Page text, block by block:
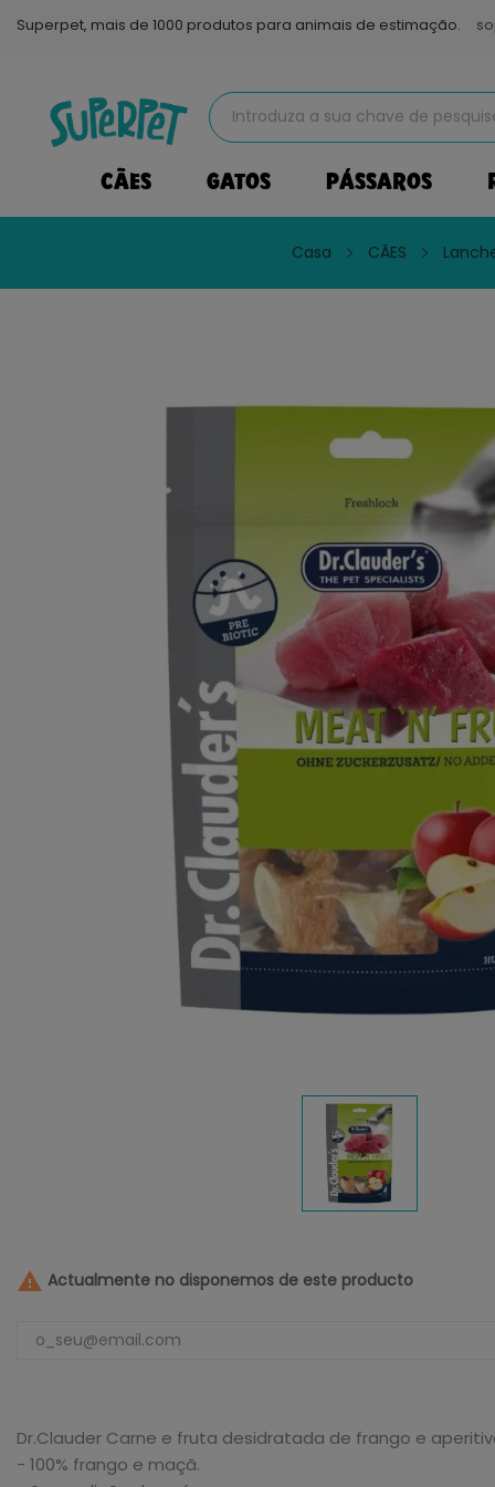
Superpet, mais de 1000 produtos para animais de estimação.
CÃES GATOS PÁSSAROS
Casa CÃES
 Actualmente no disponemos de este producto
Dr.Clauder Carne e fruta desidratada de frango e
- 100% frango e maçã.